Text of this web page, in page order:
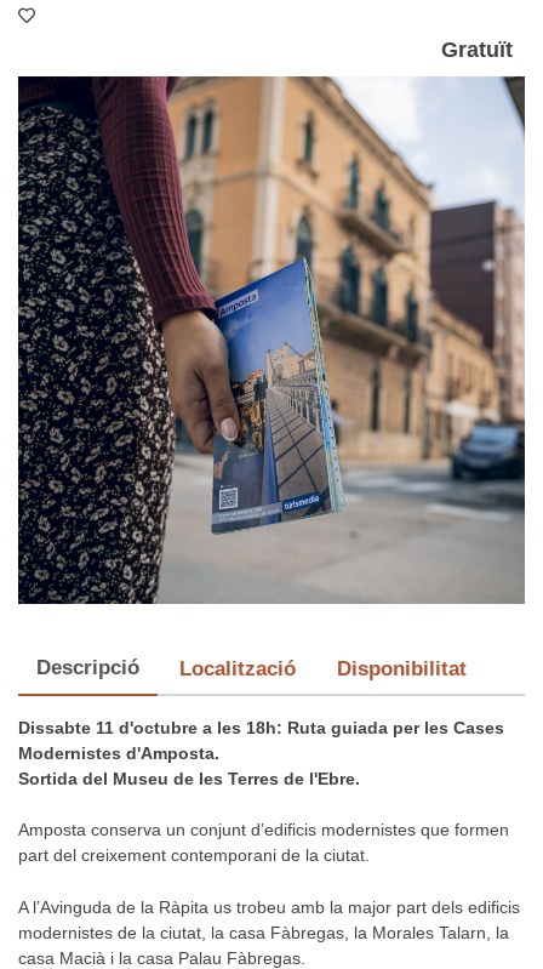
Gratuït
Descripció Localització Disponibilitat
Dissabte 11 d'octubre a les 18h: Ruta guiada per les Cases
Modernistes d'Amposta.
Sortida del Museu de les Terres de l'Ebre.
Amposta conserva un conjunt d’edificis modernistes que formen
part del creixement contemporani de la ciutat.
A l’Avinguda de la Ràpita us trobeu amb la major part dels edificis
modernistes de la ciutat, la casa Fàbregas, la Morales Talarn, la
casa Macià i la casa Palau Fàbregas.